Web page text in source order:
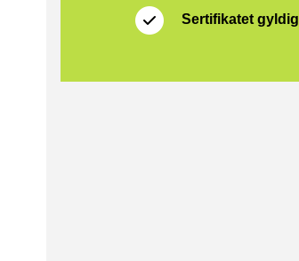
Sertifikatet gyldig